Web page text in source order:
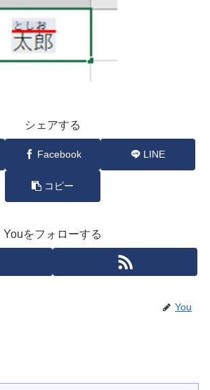
シェアする
Facebook LINE
コピー
Youをフォローする
You